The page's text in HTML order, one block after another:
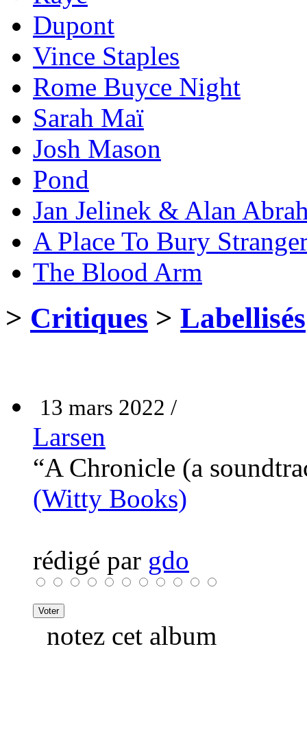
Dupont
Vince Staples
Rome Buyce Night
Sarah Maï
Josh Mason
Pond
Jan Jelinek & Alan
A Place To Bury
The Blood Arm
> Critiques > Labellisés
13 mars 2022 /
Larsen
“A Chronicle (a
(Witty Books)
rédigé par gdo
notez cet album